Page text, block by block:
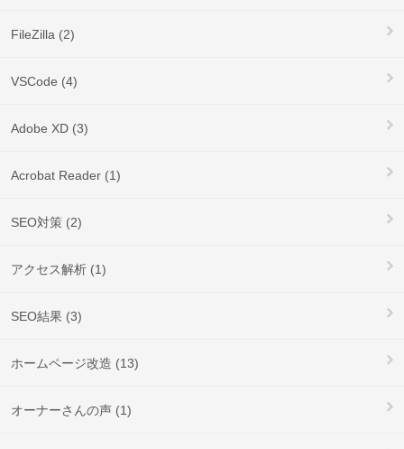
FileZilla (2)
VSCode (4)
Adobe XD (3)
Acrobat Reader (1)
SEO対策 (2)
アクセス解析 (1)
SEO結果 (3)
ホームページ改造 (13)
オーナーさんの声 (1)